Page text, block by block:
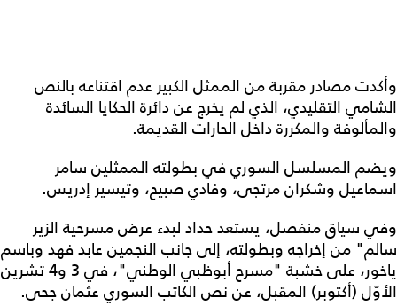
وأكدت مصادر مقربة من الممثل الكبير عدم اقتناعه بالنص
الشامي التقليدي، الذي لم يخرج عن دائرة الحكايا السائدة
والمألوفة والمكررة داخل الحارات القديمة.
ويضم المسلسل السوري في بطولته الممثلين سامر
اسماعيل وشكران مرتجى، وفادي صبيح، وتيسير إدريس.
وفي سياق منفصل، يستعد حداد لبدء عرض مسرحية الزير
سالم" من إخراجه وبطولته، إلى جانب النجمين عابد فهد وباسم
ياخور، على خشبة "مسرح أبوظبي الوطني"، في 3 و4 تشرين
الأوّل (أكتوبر) المقبل، عن نص الكاتب السوري عثمان جحى.